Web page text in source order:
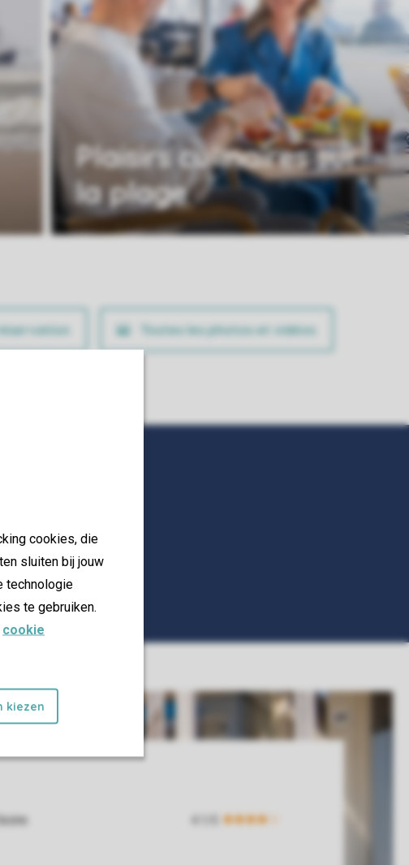
cookies, die
sluiten bij jouw
technologie
te gebruiken.
cookie
kiezen
Plaisirs culinaires sur
la plage
Toutes les photos et vidéos